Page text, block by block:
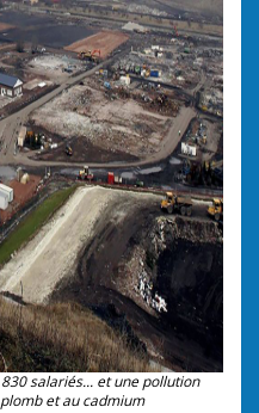
salariés... et une pollution
et au cadmium